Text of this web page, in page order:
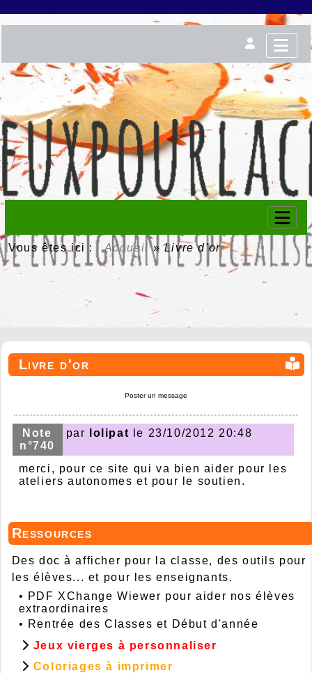
Vous êtes ici :Accueil»Livre d'or
Livre d'or
Poster un message
Note
n°740
par lolipat le 23/10/2012 20:48
merci, pour ce site qui va bien aider pour les
ateliers autonomes et pour le soutien.
Ressources
Des doc à afficher pour la classe, des outils pour
les élèves... et pour les enseignants.
• PDF XChange Wiewer pour aider nos élèves
extraordinaires
• Rentrée des Classes et Début d'année
Jeux vierges à personnaliser
Coloriages à imprimer